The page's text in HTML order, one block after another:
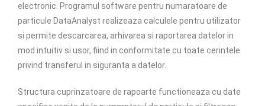
electronic. Programul software pentru numaratoare de
particule DataAnalyst realizeaza calculele pentru utilizator
si permite descarcarea, arhivarea si raportarea datelor in
mod intuitiv si usor, fiind in conformitate cu toate cerintele
privind transferul in siguranta a datelor.
Structura cuprinzatoare de rapoarte functioneaza cu date